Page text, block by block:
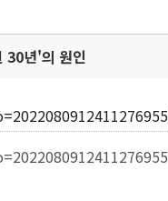
30년'의 원인